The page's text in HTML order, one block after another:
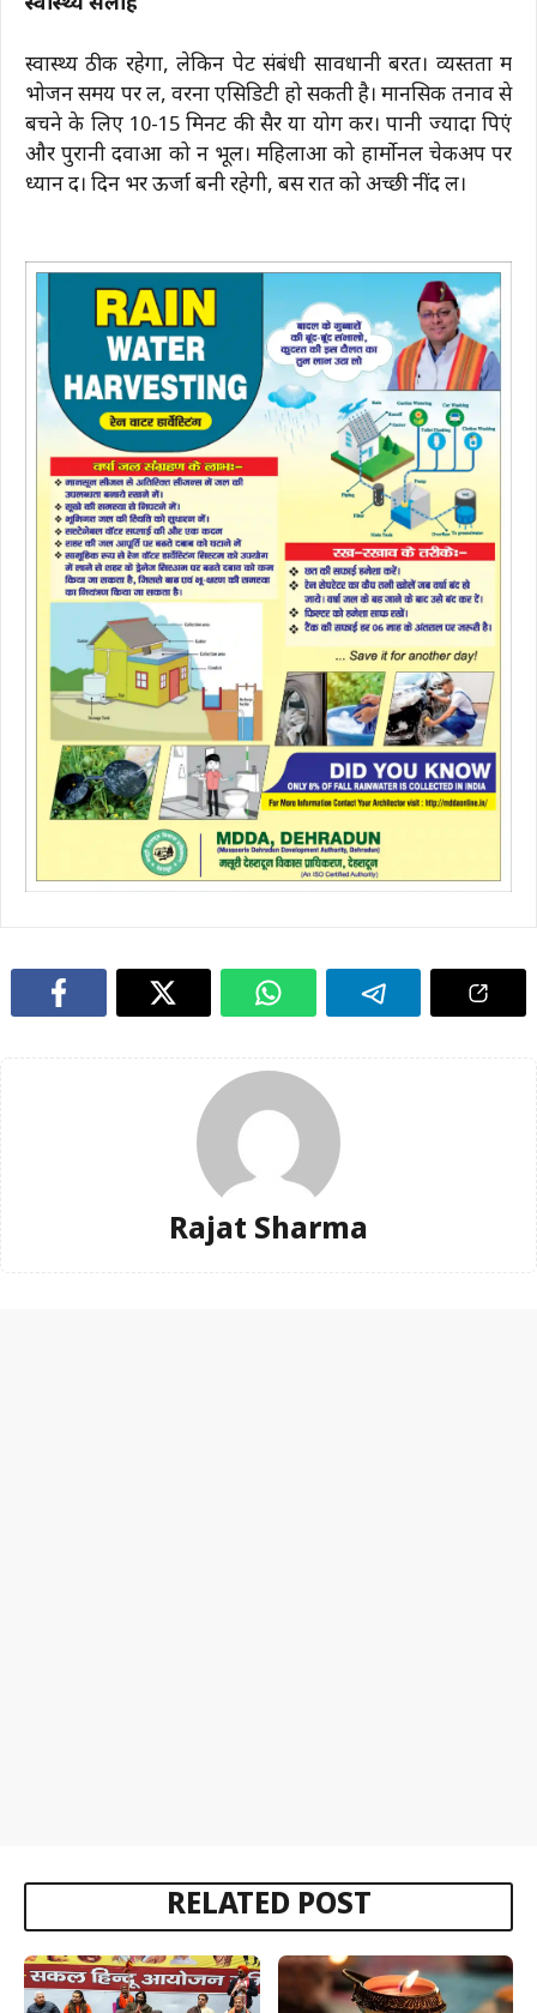
स्वास्थ्य ठीक रहेगा, लेकिन पेट संबंधी सावधानी बरतें। व्यस्तता में
भोजन समय पर लें, वरना एसिडिटी हो सकती है। मानसिक तनाव से
बचने के लिए 10-15 मिनट की सैर या योग करें। पानी ज्यादा पिएं
और पुरानी दवाओं को न भूलें। महिलाओं को हार्मोनल चेकअप पर
ध्यान दें। दिन भर ऊर्जा बनी रहेगी, बस रात को अच्छी नींद लें।
Rajat Sharma
RELATED POST